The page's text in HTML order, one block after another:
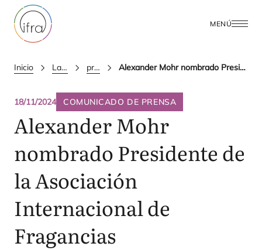
MENÚ
Inicio Latest Updates press releases Alexander Mohr nombrado Presidente de la Asociación Internacional de Fragancias
18/11/2024 COMUNICADO DE PRENSA
Alexander Mohr
nombrado Presidente de
la Asociación
Internacional de
Fragancias